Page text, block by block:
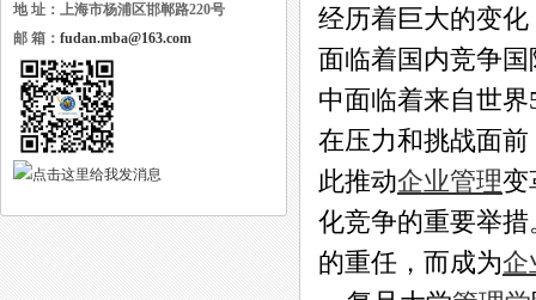
地 址：上海市杨浦区邯郸路220号
邮 箱： fudan.mba@163.com
经历着巨大的变
面临着国内竞争
中面临着来自世
在压力和挑战面
此推动企业管理变
化竞争的重要举措
的重任，而成为企